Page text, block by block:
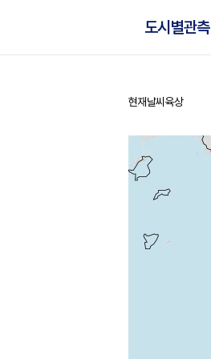
도시별관측
홈
현재날씨 육상